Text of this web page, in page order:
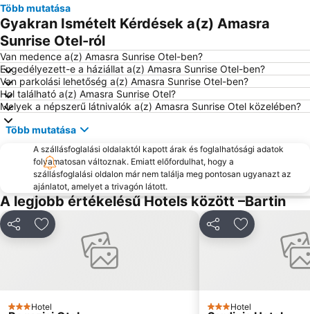
Több mutatása
Gyakran Ismételt Kérdések a(z) Amasra
Sunrise Otel-ról
Van medence a(z) Amasra Sunrise Otel-ben?
Engedélyezett-e a háziállat a(z) Amasra Sunrise Otel-ben?
Van parkolási lehetőség a(z) Amasra Sunrise Otel-ben?
Hol található a(z) Amasra Sunrise Otel?
Melyek a népszerű látnivalók a(z) Amasra Sunrise Otel közelében?
Több mutatása
A szállásfoglalási oldalaktól kapott árak és foglalhatósági adatok
folyamatosan változnak. Emiatt előfordulhat, hogy a
szállásfoglalási oldalon már nem találja meg pontosan ugyanazt az
ajánlatot, amelyet a trivagón látott.
A legjobb értékelésű Hotels között –Bartin
MegosztásHozzáadás a kedvencekhez
Hotel
MegosztásHozzáadás
Hotel